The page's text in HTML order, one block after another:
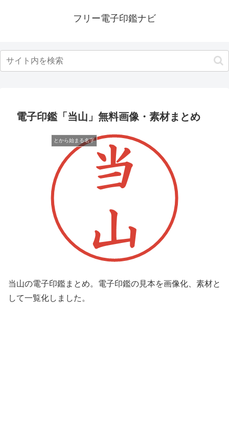
フリー電子印鑑ナビ
電子印鑑「当山」無料画像・素材まとめ
とから始まる名字
当山の電子印鑑まとめ。電子印鑑の見本を画像化、素材と
して一覧化しました。